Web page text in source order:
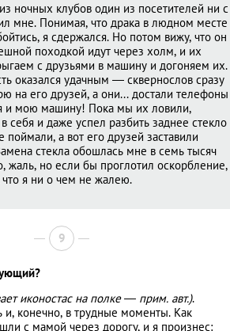
ночных клубов один из посетителей ни с
мне. Понимая, что драка в людном месте
я сдержался. Но потом вижу, что он
походкой идут через холм, и их
с друзьями в машину и догоняем их.
оказался удачным — сквернослов сразу
на его друзей, а они... достали телефоны
и мою машину! Пока мы их ловили,
и даже успел разбить заднее стекло
поймали, а вот его друзей заставили
стекла обошлась мне в семь тысяч
жаль, но если бы проглотил оскорбление,
что я ни о чем не жалею.
9
иконостас на полке — прим. авт.).
конечно, в трудные моменты. Как
с мамой через дорогу, и я произнес: